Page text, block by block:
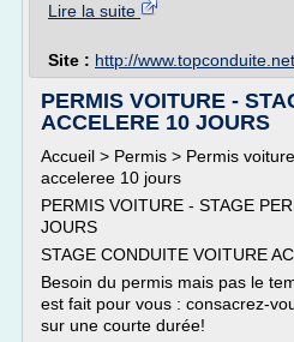
Lire la suite
Site : http://www.topconduite.net
PERMIS VOITURE -
ACCELERE 10 JOURS
Accueil > Permis > Permis
acceleree 10 jours
PERMIS VOITURE - STAGE
JOURS
STAGE CONDUITE VOITURE
Besoin du permis mais pas le
est fait pour vous : consacrez-
sur une courte durée!